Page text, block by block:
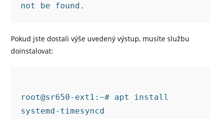
not be found.
Pokud jste dostali výše uvedený výstup, musíte službu
doinstalovat:
root@sr650-ext1:~# apt install
systemd-timesyncd